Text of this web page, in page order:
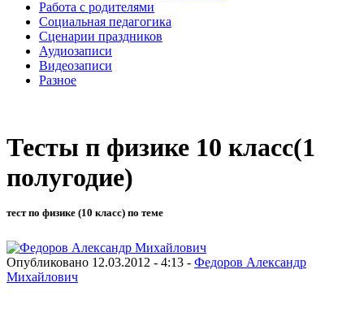
Работа с родителями
Социальная педагогика
Сценарии праздников
Аудиозаписи
Видеозаписи
Разное
Тесты п физике 10 класс(1
полугодие)
тест по физике (10 класс) по теме
Опубликовано 12.03.2012 - 4:13 - Федоров Александр
Михайлович